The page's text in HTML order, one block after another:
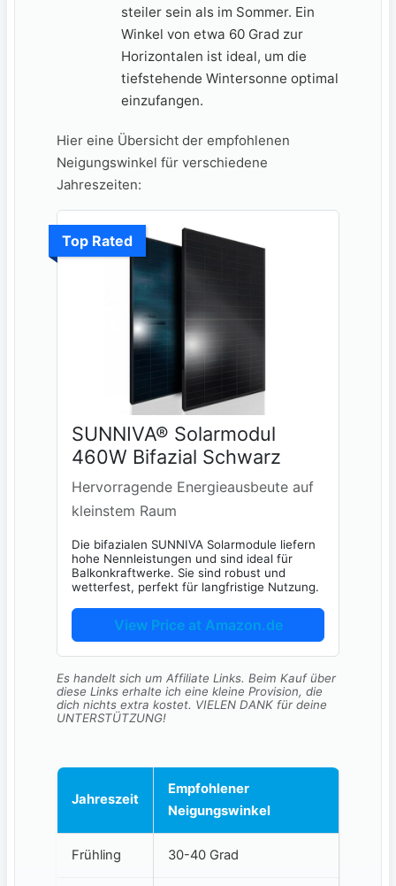
steiler sein als ⁢im⁢ Sommer. ‍Ein
Winkel ⁣von etwa 60 Grad⁢ zur⁤
Horizontalen ist ideal, ⁣um die
tiefstehende ‌Wintersonne optimal
einzufangen.
Hier eine Übersicht der empfohlenen
Neigungswinkel für verschiedene
Jahreszeiten:
Top Rated
SUNNIVA® Solarmodul
460W Bifazial Schwarz
Hervorragende Energieausbeute auf
kleinstem Raum
Die bifazialen SUNNIVA Solarmodule liefern
hohe Nennleistungen und sind ideal für
Balkonkraftwerke. Sie sind robust und
wetterfest, perfekt für langfristige Nutzung.
View Price at Amazon.de
Es handelt sich um Affiliate Links. Beim Kauf über
diese Links erhalte ich eine kleine Provision, die
dich nichts extra kostet. VIELEN DANK für deine
UNTERSTÜTZUNG!
Jahreszeit
Empfohlener
Neigungswinkel
Frühling 30-40 ​Grad